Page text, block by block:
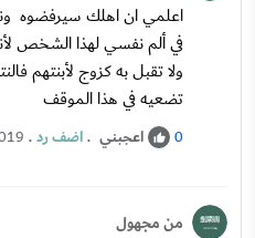
اعلمي ان اهلك سيرفضوه
في ألم نفسي لهذا الشخص
ولا تقبل به كزوج لأبنتهم
تضعيه في هذا الموقف
0 اعجبني .اضف رد.
من مجهول